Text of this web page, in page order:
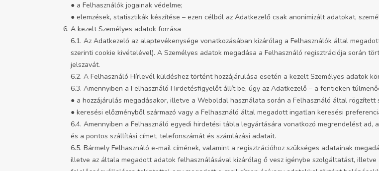
● a Felhasználók jogainak védelme;
● elemzések, statisztikák készítése – ezen célból az Adatkezelő csak anonimizált adatokat,
A kezelt Személyes adatok forrása
6.1. Az Adatkezelő az alaptevékenysége vonatkozásában kizárólag a Felhasználók által
szerinti cookie kivételével). A Személyes adatok megadása a Felhasználó regisztrációja során
jelszavát.
6.2. A Felhasználó Hírlevél küldéshez történt hozzájárulása esetén a kezelt Személyes adatok
6.3. Amennyiben a Felhasználó Hirdetésfigyelőt állít be, úgy az Adatkezelő – a fentieken
● a hozzájárulás megadásakor, illetve a Weboldal használata során a Felhasználó által rögzített
● keresési előzményből származó vagy a Felhasználó által megadott ingatlan keresési
6.4. Amennyiben a Felhasználó egyedi hirdetési tábla legyártására vonatkozó megrendelést
és a pontos szállítási címet, telefonszámát és számlázási adatait.
6.5. Bármely Felhasználó e-mail címének, valamint a regisztrációhoz szükséges adatainak
illetve az általa megadott adatok felhasználásával kizárólag ő vesz igénybe szolgáltatást,